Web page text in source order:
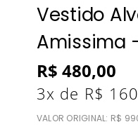
Vestido
Amissima
R$ 480,00
3x de R$ 160
VALOR ORIGINAL: R$